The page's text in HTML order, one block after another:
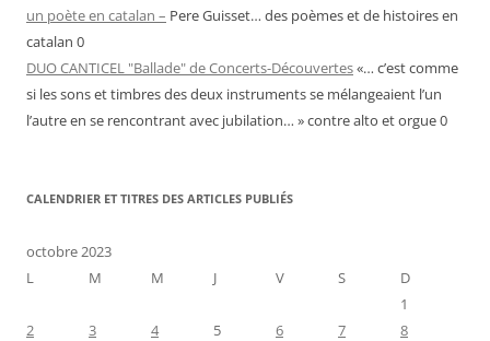
un poète en catalan – Pere Guisset… des poèmes et de histoires en
catalan 0
DUO CANTICEL "Ballade" de Concerts-Découvertes«… c’est comme
si les sons et timbres des deux instruments se mélangeaient l’un
l’autre en se rencontrant avec jubilation… » contre alto et orgue 0
CALENDRIER ET TITRES DES ARTICLES PUBLIÉS
octobre 2023
L
M M J V S
D
1
2
3 4 5 6 7
8